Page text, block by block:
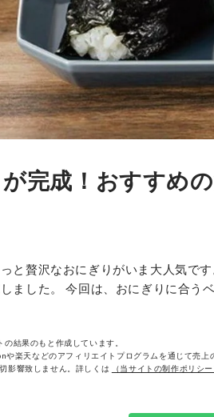
完成！おすすめ
と贅沢なおにぎりがいま大人気で
ました。 今回は、おにぎりに合う
結果のもと作成しています。
楽天などのアフィリエイトプログラムを通じて売上
影響致しません。詳しくは
（当サイトの制作ポリシー